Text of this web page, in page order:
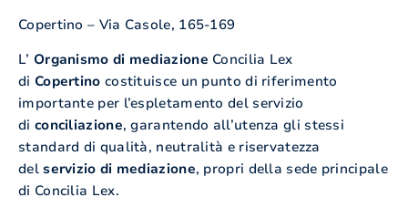
Copertino – Via Casole, 165-169
L’ Organismo di mediazione Concilia Lex
di Copertino costituisce un punto di riferimento
importante per l’espletamento del servizio
di conciliazione, garantendo all’utenza gli stessi
standard di qualità, neutralità e riservatezza
delservizio di mediazione, propri della sede principale
di Concilia Lex.